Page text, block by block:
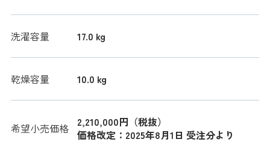
洗濯容量 17.0 kg
乾燥容量 10.0 kg
希望小売価格
2,210,000円（税抜）
価格改定：2025年8月1日 受注分より